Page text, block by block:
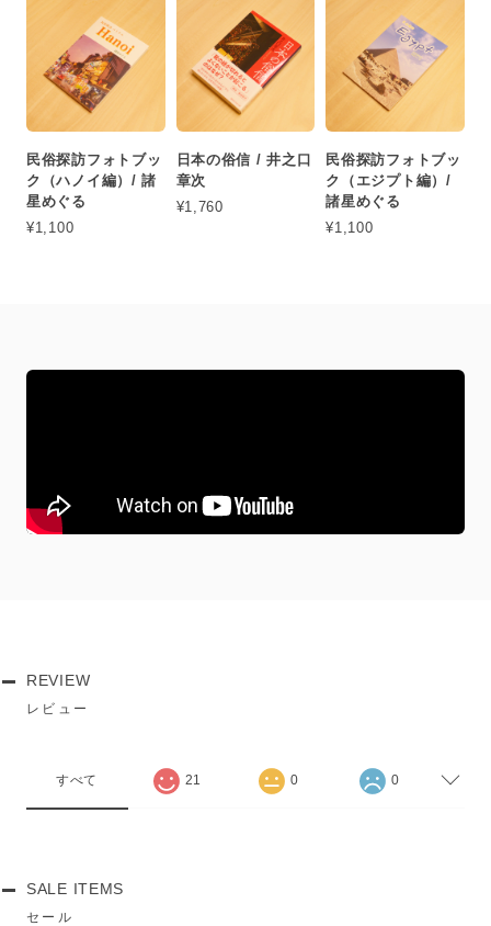
民俗探訪フォトブッ
ク（ハノイ編）/ 諸
星めぐる
¥1,100
日本の俗信 / 井之口
章次
¥1,760
民俗探訪フォトブッ
ク（エジプト編）/
諸星めぐる
¥1,100
REVIEW
レビュー
すべて 21 0 0
SALE ITEMS
セール